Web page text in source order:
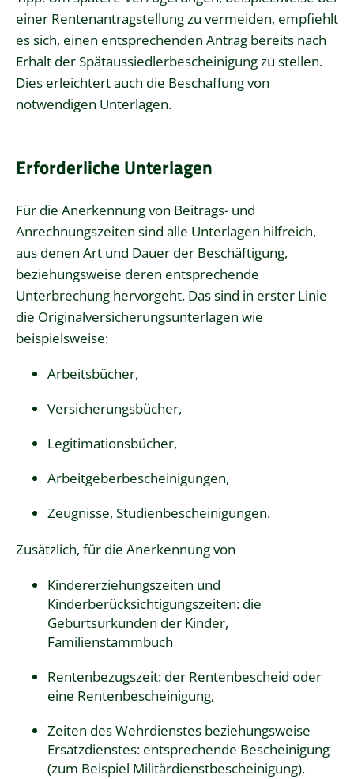
einer Rentenantragstellung zu vermeiden, empfiehlt
es sich, einen entsprechenden Antrag bereits nach
Erhalt der Spätaussiedlerbescheinigung zu stellen.
Dies erleichtert auch die Beschaffung von
notwendigen Unterlagen.
Erforderliche Unterlagen
Für die Anerkennung von Beitrags- und
Anrechnungszeiten sind alle Unterlagen hilfreich,
aus denen Art und Dauer der Beschäftigung,
beziehungsweise deren entsprechende
Unterbrechung hervorgeht. Das sind in erster Linie
die Originalversicherungsunterlagen wie
beispielsweise:
Arbeitsbücher,
Versicherungsbücher,
Legitimationsbücher,
Arbeitgeberbescheinigungen,
Zeugnisse, Studienbescheinigungen.
Zusätzlich, für die Anerkennung von
Kindererziehungszeiten und
Kinderberücksichtigungszeiten: die
Geburtsurkunden der Kinder,
Familienstammbuch
Rentenbezugszeit: der Rentenbescheid oder
eine Rentenbescheinigung,
Zeiten des Wehrdienstes beziehungsweise
Ersatzdienstes: entsprechende Bescheinigung
(zum Beispiel Militärdienstbescheinigung).